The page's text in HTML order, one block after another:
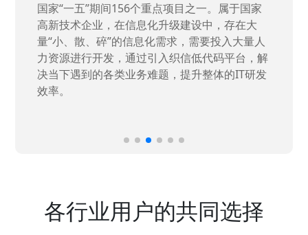
国家“一五”期间156个重点项目之一。属于国家
高新技术企业，在信息化升级建设中，存在大
量“小、散、碎”的信息化需求，需要投入大量人
力资源进行开发，通过引入织信低代码平台，解
决当下遇到的各类业务难题，提升整体的IT研发
效率。
各行业用户的共同选择